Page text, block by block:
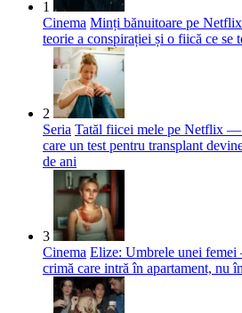
1
Cinema Minți bănuitoare pe
teorie a conspirației și o fiică ce se
2
Seria Tatăl fiicei mele pe Netflix —
care un test pentru transplant
de ani
3
Cinema Elize: Umbrele unei
crimă care intră în apartament, nu